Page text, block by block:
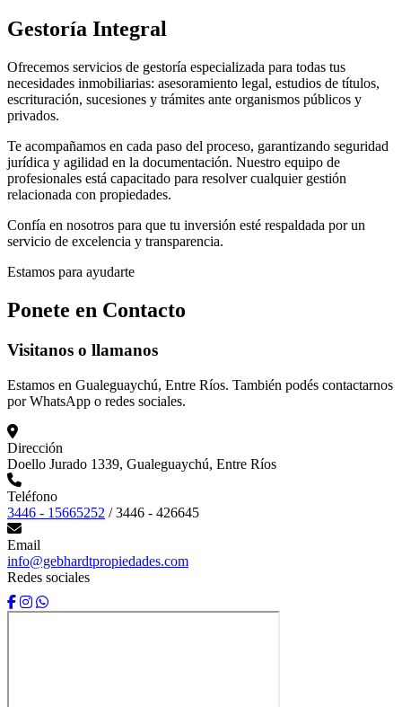
Gestoría Integral
Ofrecemos servicios de gestoría especializada para todas tus
necesidades inmobiliarias: asesoramiento legal, estudios de títulos,
escrituración, sucesiones y trámites ante organismos públicos y
privados.
Te acompañamos en cada paso del proceso, garantizando seguridad
jurídica y agilidad en la documentación. Nuestro equipo de
profesionales está capacitado para resolver cualquier gestión
relacionada con propiedades.
Confía en nosotros para que tu inversión esté respaldada por un
servicio de excelencia y transparencia.
Estamos para ayudarte
Ponete en Contacto
Visitanos o llamanos
Estamos en Gualeguaychú, Entre Ríos. También podés contactarnos
por WhatsApp o redes sociales.
Dirección
Doello Jurado 1339, Gualeguaychú, Entre Ríos
Teléfono
3446 - 15665252 /3446 - 426645
Email
info@gebhardtpropiedades.com
Redes sociales